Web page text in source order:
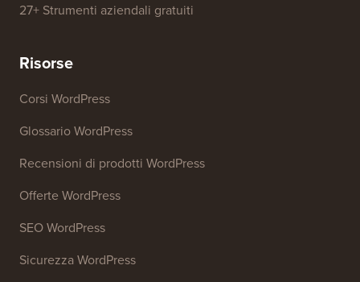
27+ Strumenti aziendali gratuiti
Risorse
Corsi WordPress
Glossario WordPress
Recensioni di prodotti WordPress
Offerte WordPress
SEO WordPress
Sicurezza WordPress